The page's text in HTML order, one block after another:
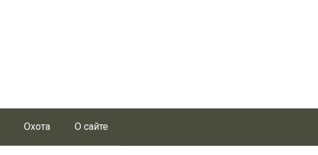
Охота О сайте